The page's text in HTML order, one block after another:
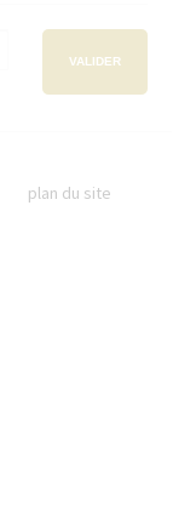
VALIDER
plan du site